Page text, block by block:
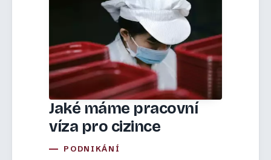
Jaké máme pracovní
víza pro cizince
PODNIKÁNÍ